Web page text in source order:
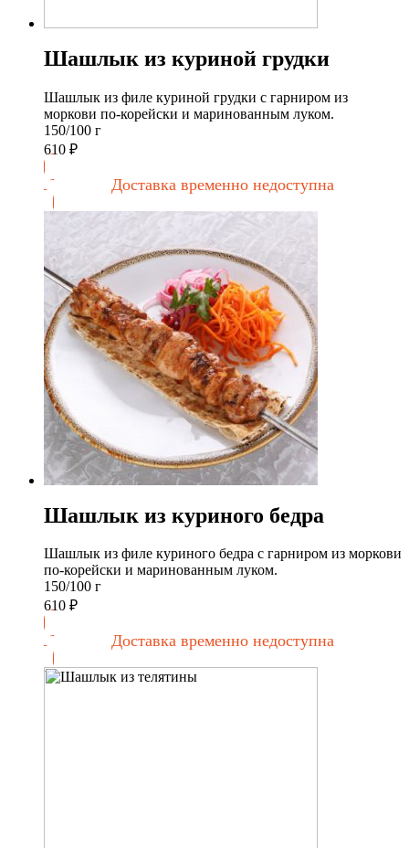
Шашлык из куриной грудки
Шашлык из филе куриной грудки с гарниром из
моркови по-корейски и маринованным луком.
150/100 г
610 ₽
Доставка временно недоступна
Шашлык из куриного бедра
Шашлык из филе куриного бедра с гарниром из моркови
по-корейски и маринованным луком.
150/100 г
610 ₽
Доставка временно недоступна